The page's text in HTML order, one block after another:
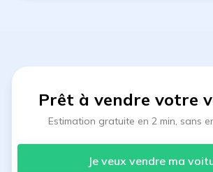
Prêt à vendre votre
Estimation gratuite en 2 min, sans
Je veux vendre ma